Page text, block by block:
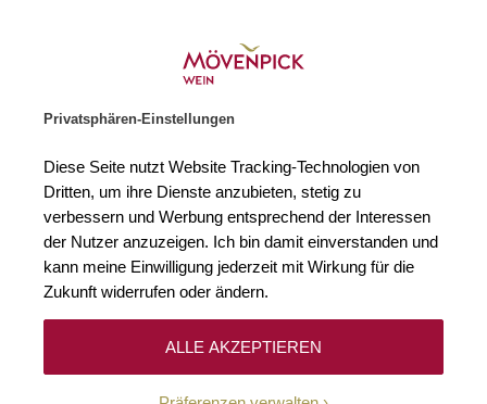
Privatsphären-Einstellungen
Diese Seite nutzt Website Tracking-Technologien von
Dritten, um ihre Dienste anzubieten, stetig zu
verbessern und Werbung entsprechend der Interessen
der Nutzer anzuzeigen. Ich bin damit einverstanden und
kann meine Einwilligung jederzeit mit Wirkung für die
Zukunft widerrufen oder ändern.
ALLE AKZEPTIEREN
Côtes de Blaye 2